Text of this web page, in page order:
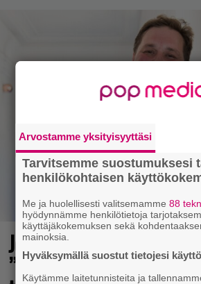
Jethro Rostedt kuvasi
”Puolisosi on tunkenut
Arvostamme yksityisyyttäsi
Tarvitsemme suostumuksesi
henkilökohtaisen
Me ja huolellisesti valitsemamme88
hyödynnämme henkilötietoja
käyttäjäkokemuksen sekä
mainoksia.
Hyväksymällä suostut tietojesi
Käytämme laitetunnisteita ja